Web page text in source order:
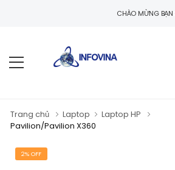
CHÀO MỪNG BẠN ĐẾN
Trang chủ Laptop
Laptop HP
Pavilion/Pavilion X360
2% OFF